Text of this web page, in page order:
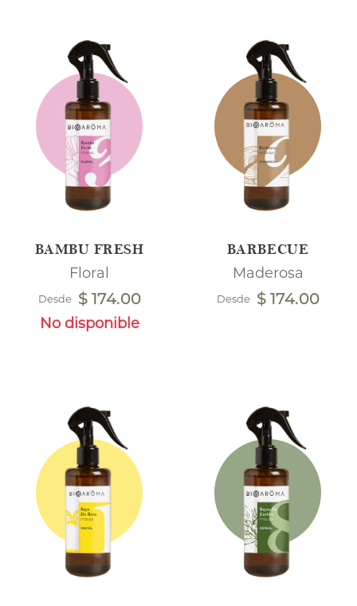
BAMBU FRESH
Floral
Desde $ 174.00
No disponible
BARBECUE
Maderosa
Desde $ 174.00